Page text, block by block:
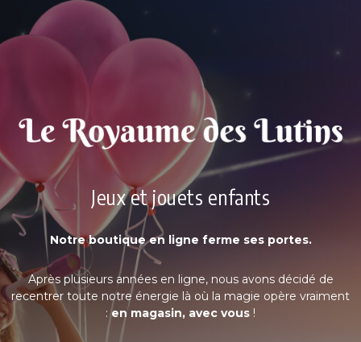
Jeux et jouets enfants
Notre boutique en ligne ferme ses portes.
Après plusieurs années en ligne, nous avons décidé de
recentrer toute notre énergie là où la magie opère vraiment
:en magasin, avec vous !